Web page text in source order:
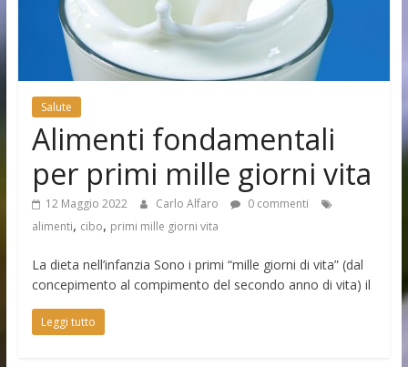
Salute
Alimenti fondamentali
per primi mille giorni vita
12 Maggio 2022 Carlo Alfaro
0 commenti
alimenti, cibo, primi mille giorni vita
La dieta nell’infanzia Sono i primi “mille giorni di vita” (dal
concepimento al compimento del secondo anno di vita) il
Leggi tutto